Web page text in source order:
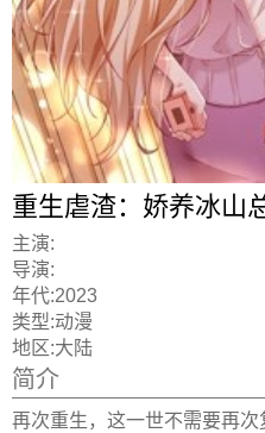
重生虐渣：娇养冰山
主演:
导演:
年代:2023
类型:动漫
地区:大陆
简介
再次重生，这一世不需要再